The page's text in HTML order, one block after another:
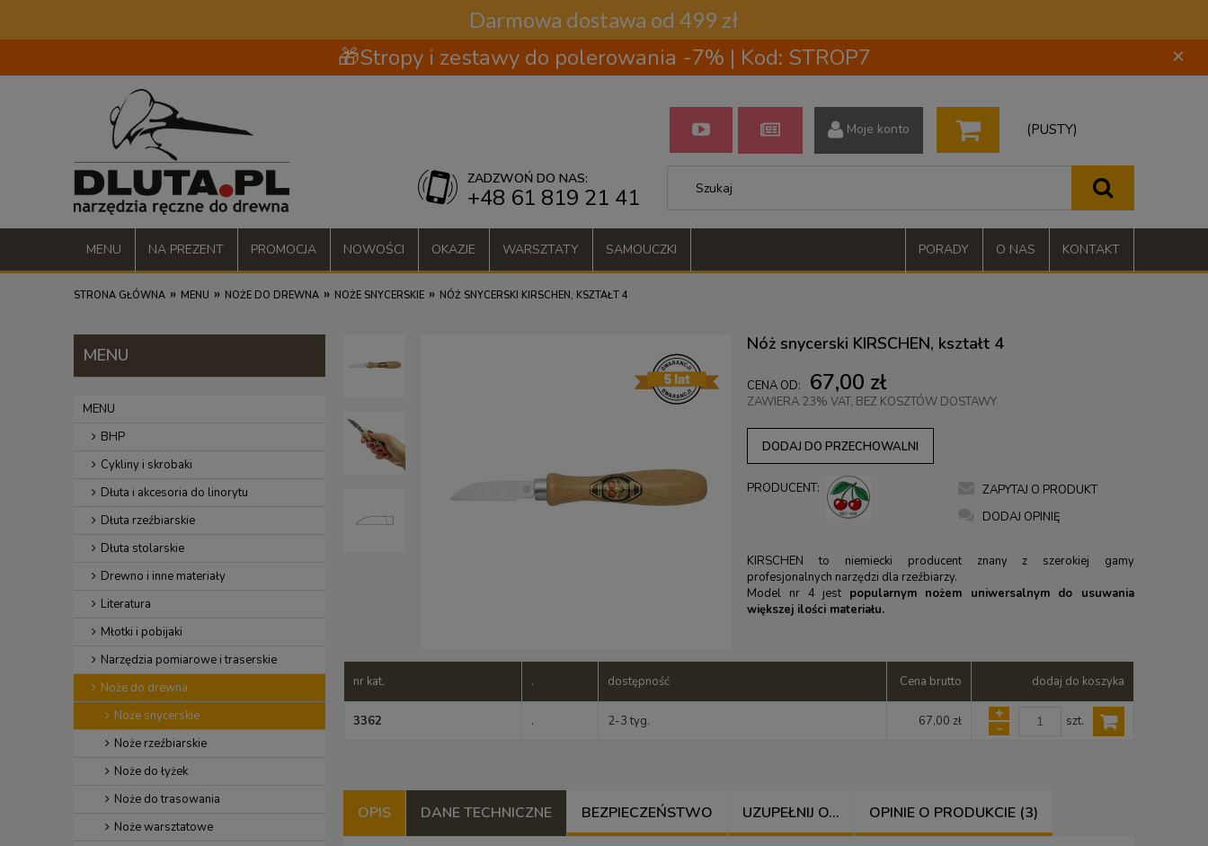
Darmowa dostawa od 499 zł
🎁Stropy i zestawy do polerowania -7% | Kod: STROP7 ×
(PUSTY)
Moje konto
ZADZWOŃ DO NAS:
+48 61 819 21 41
MENU NA PREZENT PROMOCJA NOWOŚCI OKAZJE WARSZTATY SAMOUCZKI KONTAKT
O NAS
PORADY
STRONA GŁÓWNA » MENU » NOŻE DO DREWNA » NOŻE SNYCERSKIE » NÓŻ SNYCERSKI KIRSCHEN, KSZTAŁT 4
MENU
MENU
BHP
Cykliny i skrobaki
Dłuta i akcesoria do linorytu
Dłuta rzeźbiarskie
Dłuta stolarskie
Drewno i inne materiały
Literatura
Młotki i pobijaki
Narzędzia pomiarowe i traserskie
Noże do drewna
Noże snycerskie
Noże rzeźbiarskie
Noże do łyżek
Noże do trasowania
Noże warsztatowe
Nóż snycerski KIRSCHEN, kształt 4
CENA OD: 67,00 zł
ZAWIERA 23% VAT, BEZ KOSZTÓW DOSTAWY
DODAJ DO PRZECHOWALNI
PRODUCENT:
ZAPYTAJ O PRODUKT
DODAJ OPINIĘ
KIRSCHEN to niemiecki producent znany z szerokiej gamy
profesjonalnych narzędzi dla rzeźbiarzy.
Model nr 4 jest popularnym nożem uniwersalnym do usuwania
większej ilości materiału.
nr kat. . dostępność Cena brutto dodaj do koszyka
3362 . 2-3 tyg. 67,00 zł
+
-
szt.
OPIS DANE TECHNICZNE BEZPIECZEŃSTWO UZUPEŁNIJ O... OPINIE O PRODUKCIE (3)